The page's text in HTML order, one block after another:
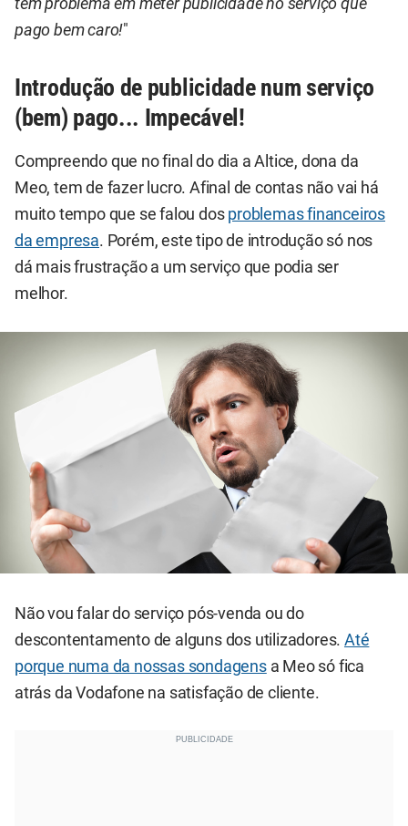
pago bem caro!"
Introdução de publicidade num serviço
(bem) pago... Impecável!
Compreendo que no final do dia a Altice, dona da
Meo, tem de fazer lucro. Afinal de contas não vai há
muito tempo que se falou dos problemas financeiros
da empresa. Porém, este tipo de introdução só nos
dá mais frustração a um serviço que podia ser
melhor.
Não vou falar do serviço pós-venda ou do
descontentamento de alguns dos utilizadores. Até
porque numa da nossas sondagensa Meo só fica
atrás da Vodafone na satisfação de cliente.